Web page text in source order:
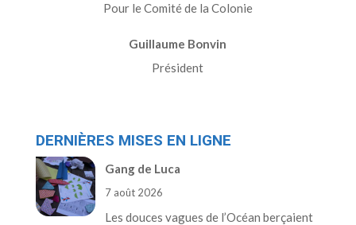
Pour le Comité de la Colonie
Guillaume Bonvin
Président
DERNIÈRES MISES EN LIGNE
Gang de Luca
7 août 2026
Les douces vagues de l’Océan berçaient